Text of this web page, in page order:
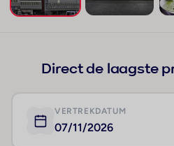
Direct de laagste
VERTREKDATUM
07/11/2026